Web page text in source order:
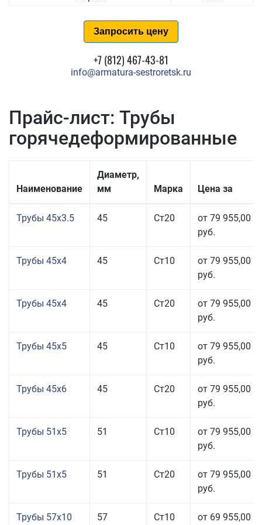
Запросить цену
+7 (812) 467-43-81
info@armatura-sestroretsk.ru
Прайс-лист: Трубы
горячедеформированные
Наименование
Диаметр,
мм
Марка Цена за
Трубы 45x3.5 45 Ст20
от 79 955,00
руб.
Трубы 45x4 45 Ст10
от 79 955,00
руб.
Трубы 45x4 45 Ст20
от 79 955,00
руб.
Трубы 45x5 45 Ст10
от 79 955,00
руб.
Трубы 45x6 45 Ст20
от 79 955,00
руб.
Трубы 51x5 51 Ст10
от 79 955,00
руб.
Трубы 51x5 51 Ст20
от 79 955,00
руб.
Трубы 57x10 57 Ст10
от 69 955,00